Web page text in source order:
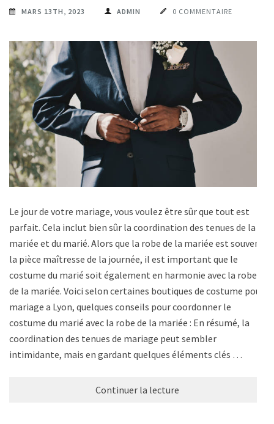
MARS 13TH, 2023 ADMIN 0 COMMENTAIRE
Le jour de votre mariage, vous voulez être sûr que tout est
parfait. Cela inclut bien sûr la coordination des tenues de la
mariée et du marié. Alors que la robe de la mariée est souvent
la pièce maîtresse de la journée, il est important que le
costume du marié soit également en harmonie avec la robe
de la mariée. Voici selon certaines boutiques de costume pour
mariage a Lyon, quelques conseils pour coordonner le
costume du marié avec la robe de la mariée : En résumé, la
coordination des tenues de mariage peut sembler
intimidante, mais en gardant quelques éléments clés …
Continuer la lecture